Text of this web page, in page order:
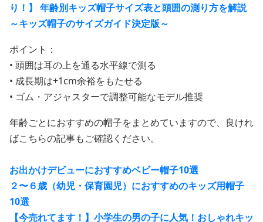
り！】 年齢別キッズ帽子サイズ表と頭囲の測り方を解説
～キッズ帽子のサイズガイド決定版～
ポイント：
• 頭囲は耳の上を通る水平線で測る
• 成長期は+1cm余裕をもたせる
• ゴム・アジャスターで調整可能なモデル推奨
年齢ごとにおすすめの帽子をまとめていますので、良けれ
ばこちらの記事もご確認ください。
お出かけデビューにおすすめベビー帽子10選
２〜６歳（幼児・保育園児）におすすめのキッズ用帽子
10選
【今売れてます！】小学生の男の子に人気！おしゃれキッ